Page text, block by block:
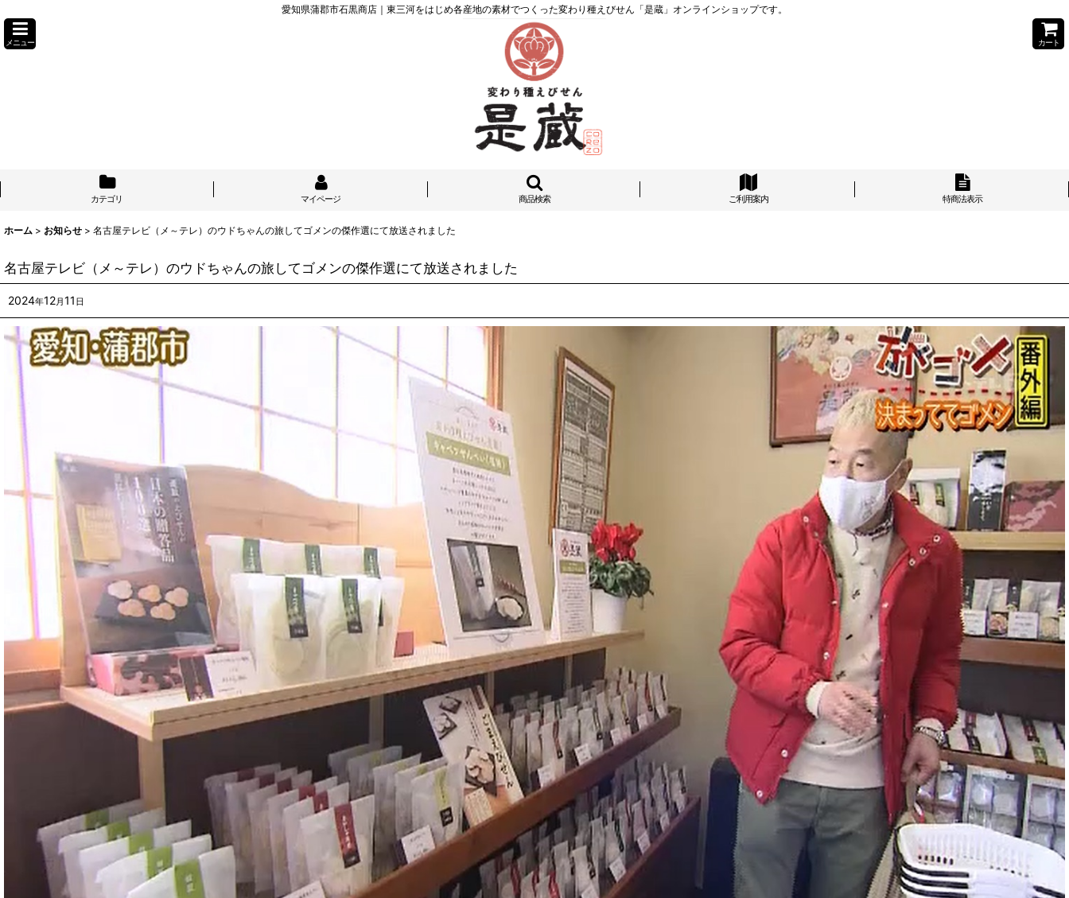
愛知県蒲郡市石黒商店｜東三河をはじめ各産地の素材でつくった変わり種えびせん「是蔵」オンラインショップです。
メニュー カート
カテゴリ マイページ 商品検索 ご利用案内 特商法表示
ホーム > お知らせ > 名古屋テレビ（メ～テレ）のウドちゃんの旅してゴメンの傑作選にて放送されました
名古屋テレビ（メ～テレ）のウドちゃんの旅してゴメンの傑作選にて放送されました
2024年12月 11 日